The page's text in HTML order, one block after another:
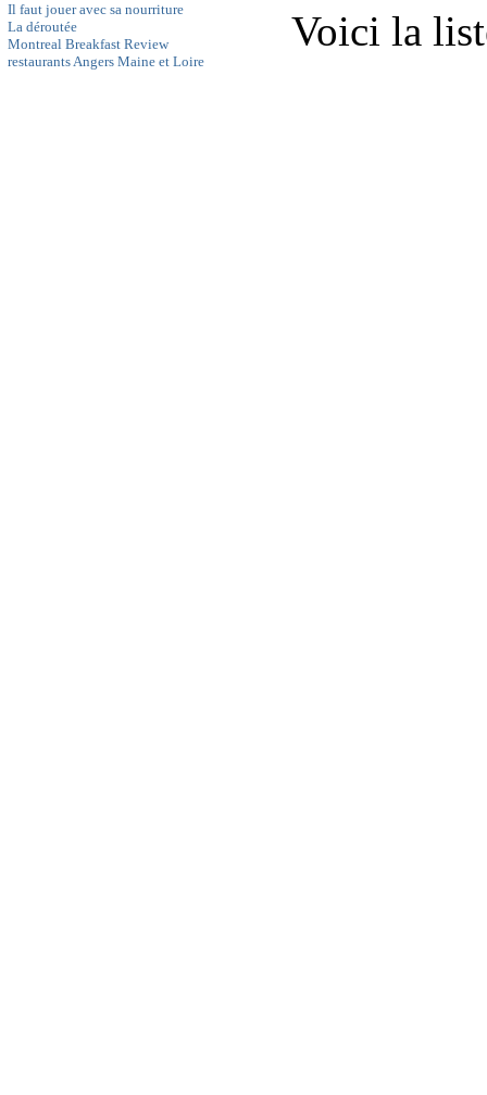
Il faut jouer avec sa nourriture
La déroutée
Montreal Breakfast Review
restaurants Angers Maine et Loire
Voici la